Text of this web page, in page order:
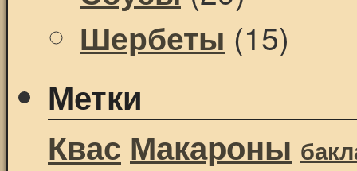
Шербеты (15)
Метки
Квас Макароны